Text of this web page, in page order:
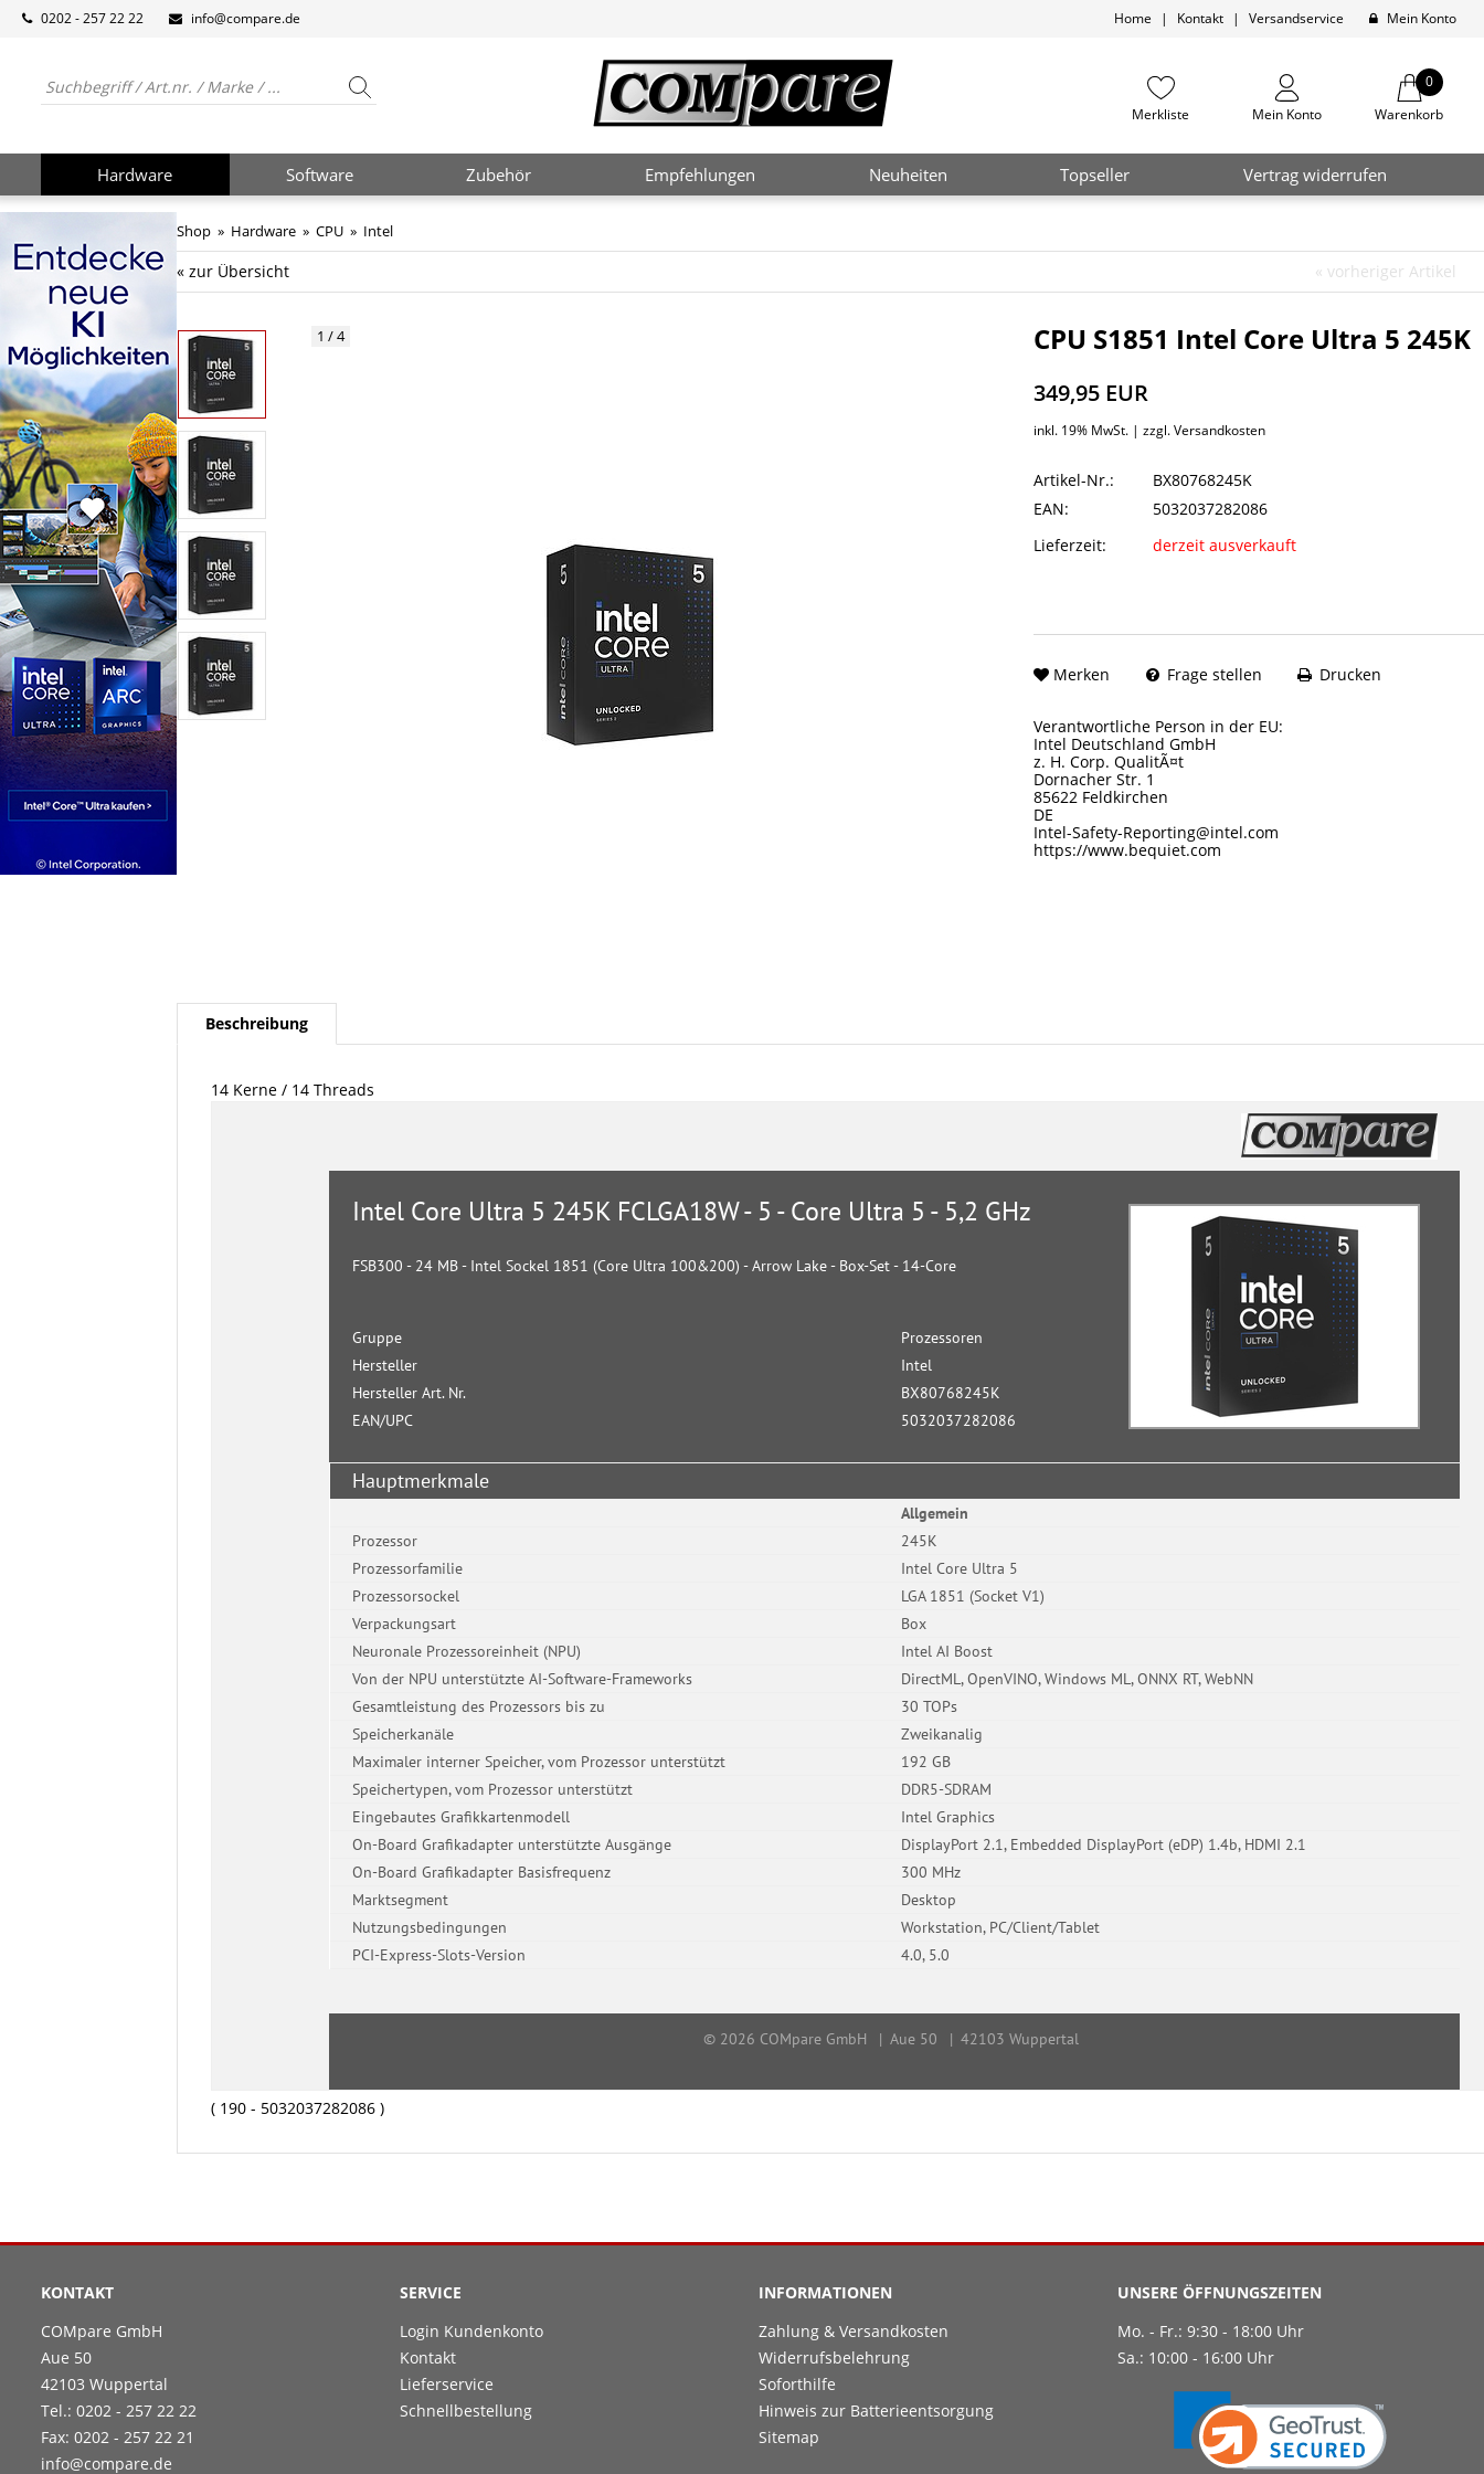
0202 - 257 22 22 info@compare.de Home | Kontakt | Versandservice Mein Konto
Merkliste Mein Konto
0
Warenkorb
Hardware Software Zubehör Empfehlungen Neuheiten Topseller Vertrag widerrufen
Shop » Hardware » CPU » Intel
« zur Übersicht « vorheriger Artikel
1 / 4 CPU S1851 Intel Core Ultra 5 245K
349,95 EUR
inkl. 19% MwSt. | zzgl. Versandkosten
Artikel-Nr.:
BX80768245K
EAN:
5032037282086
Lieferzeit:
derzeit ausverkauft
Merken Frage stellen Drucken
Verantwortliche Person in der EU:
Intel Deutschland GmbH
z. H. Corp. QualitÃ¤t
Dornacher Str. 1
85622 Feldkirchen
DE
Intel-Safety-Reporting@intel.com
https://www.bequiet.com
Beschreibung
14 Kerne / 14 Threads
( 190 - 5032037282086 )
KONTAKT
COMpare GmbH
Aue 50
42103 Wuppertal
Tel.: 0202 - 257 22 22
Fax: 0202 - 257 22 21
info@compare.de
SERVICE
Login Kundenkonto
Kontakt
Lieferservice
Schnellbestellung
INFORMATIONEN
Zahlung & Versandkosten
Widerrufsbelehrung
Soforthilfe
Hinweis zur Batterieentsorgung
Sitemap
UNSERE ÖFFNUNGSZEITEN
Mo. - Fr.: 9:30 - 18:00 Uhr
Sa.: 10:00 - 16:00 Uhr